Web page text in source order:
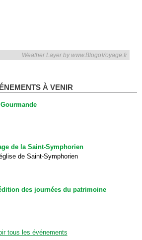
Weather Layer by www.BlogoVoyage.fr
À VENIR
de la Saint-Symphorien
de Saint-Symphorien
des journées du patrimoine
tous les événements